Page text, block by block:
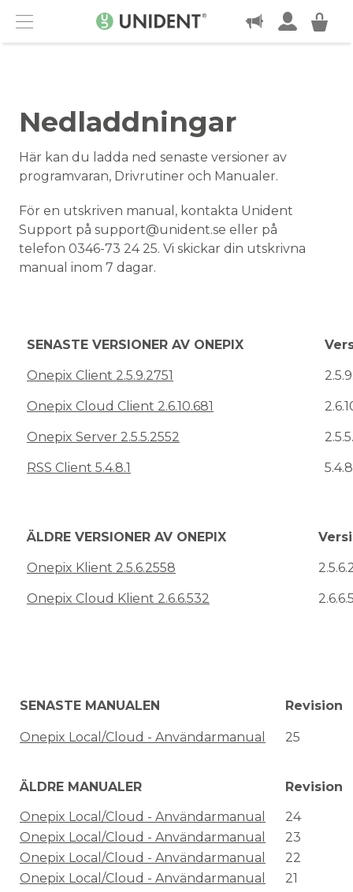
Menu
KONTAKT
Nedladdningar
Här kan du ladda ned senaste versioner av
programvaran, Drivrutiner och Manualer.
För en utskriven manual, kontakta Unident
Support på support@unident.se eller på
telefon 0346-73 24 25. Vi skickar din utskrivna
manual inom 7 dagar.
SENASTE VERSIONER AV ONEPIX
Onepix Client 2.5.9.2751
Onepix Cloud Client 2.6.10.681
Onepix Server 2.5.5.2552
RSS Client 5.4.8.1
ÄLDRE VERSIONER AV ONEPIX
Onepix Klient 2.5.6.2558
Onepix Cloud Klient 2.6.6.532
SENASTE MANUALEN Revision
Onepix Local/Cloud - Användarmanual 25
ÄLDRE MANUALER
Revision
Onepix Local/Cloud - Användarmanual
24
Onepix Local/Cloud - Användarmanual
23
Onepix Local/Cloud - Användarmanual
22
Onepix Local/Cloud - Användarmanual
21